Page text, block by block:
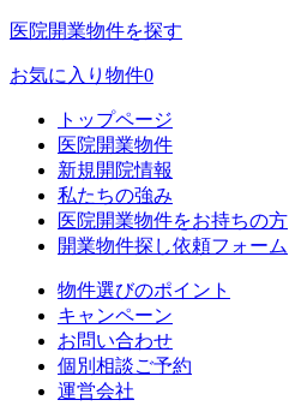
医院開業物件を探す
お気に入り物件0
トップページ
医院開業物件
新規開院情報
私たちの強み
医院開業物件をお持ちの方
開業物件探し依頼フォーム
物件選びのポイント
キャンペーン
お問い合わせ
個別相談ご予約
運営会社